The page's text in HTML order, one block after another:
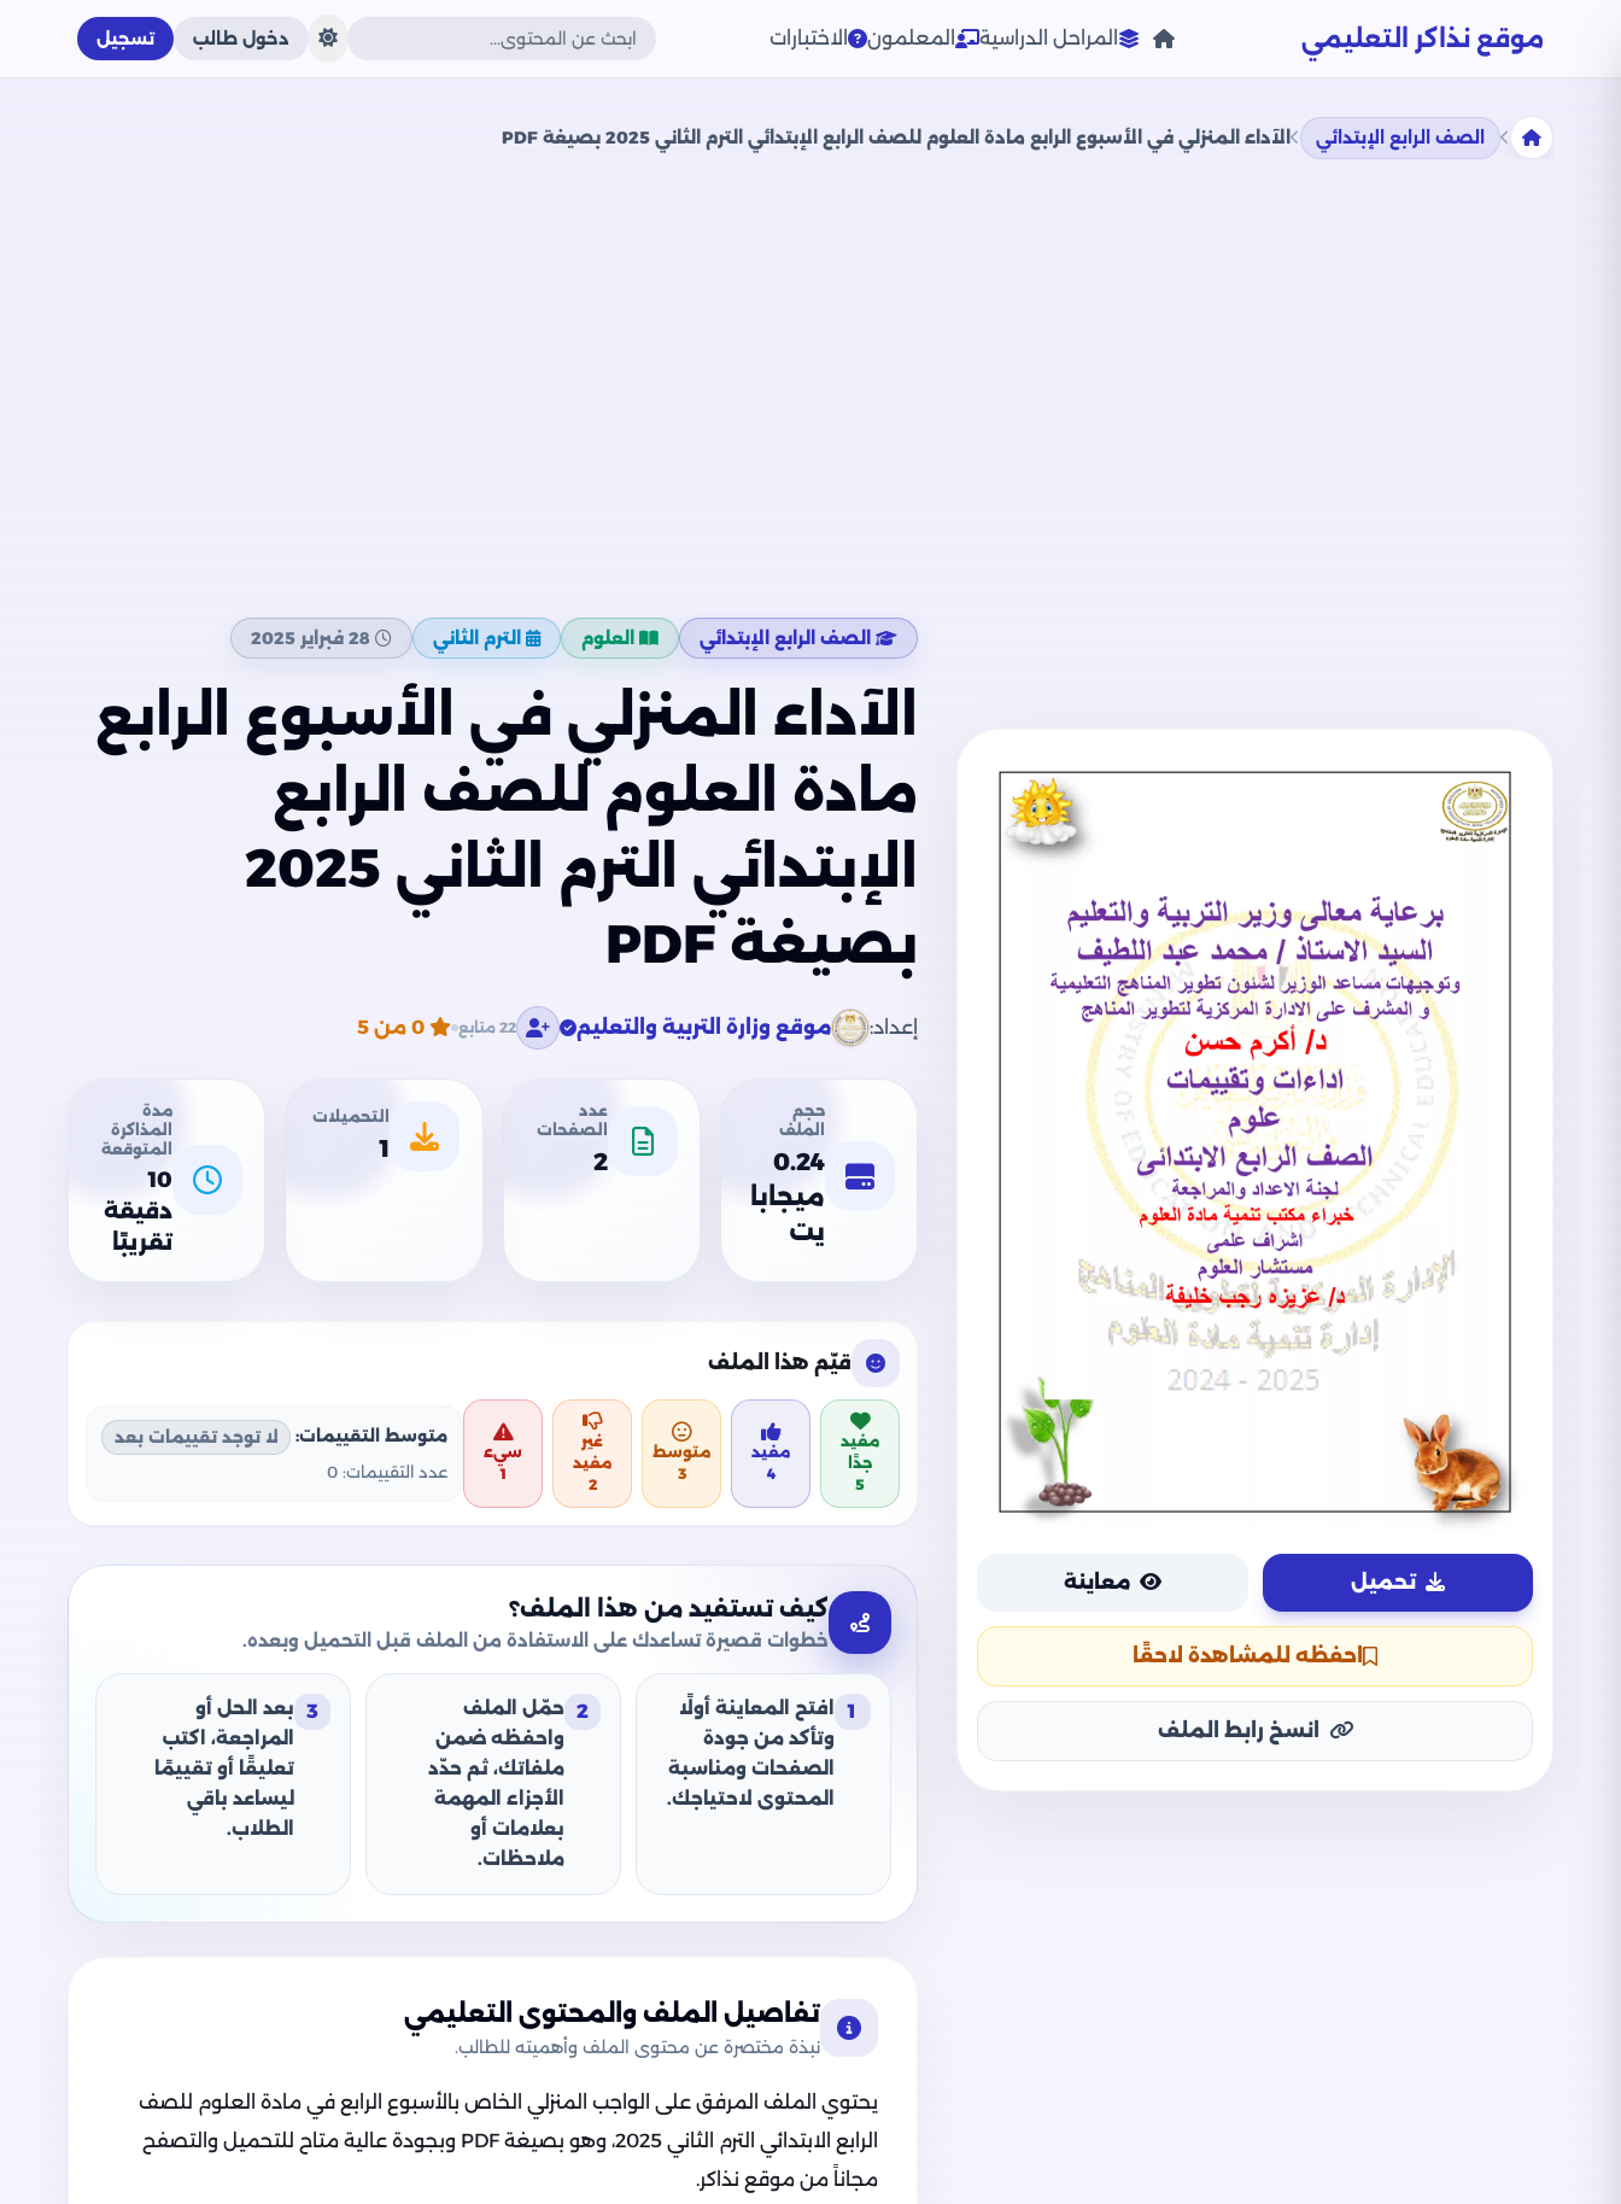
موقع نذاكر التعليمي المراحل الدراسية المعلمون الاختبارات دخول طالب تسجيل
الصف الرابع الإبتدائي الآداء المنزلي في الأسبوع الرابع مادة العلوم للصف الرابع الإبتدائي الترم الثاني 2025 بصيغة PDF
تحميل معاينة
احفظه للمشاهدة لاحقًا
انسخ رابط الملف
الصف الرابع الإبتدائي العلوم الترم الثاني 28 فبراير 2025
الآداء المنزلي في الأسبوع الرابع
مادة العلوم للصف الرابع
الإبتدائي الترم الثاني 2025
بصيغة PDF
إعداد: موقع وزارة التربية والتعليم 22 متابع 0من 5
حجم
الملف
0.24
ميجابا
يت
عدد
الصفحات
2
التحميلات
1
مدة
المذاكرة
المتوقعة
10
دقيقة
تقريبًا
قيّم هذا الملف
مفيد
جدًا
5
مفيد
4
متوسط
3
غير
مفيد
2
سيء
1
متوسط التقييمات:
لا توجد تقييمات بعد
عدد التقييمات: 0
كيف تستفيد من هذا الملف؟
خطوات قصيرة تساعدك على الاستفادة من الملف قبل التحميل وبعده.
1
افتح المعاينة أولًا
وتأكد من جودة
الصفحات ومناسبة
المحتوى لاحتياجك.
2 حمّل الملف
واحفظه ضمن
ملفاتك، ثم حدّد
الأجزاء المهمة
بعلامات أو
ملاحظات.
3
بعد الحل أو
المراجعة، اكتب
تعليقًا أو تقييمًا
ليساعد باقي
الطلاب.
تفاصيل الملف والمحتوى التعليمي
نبذة مختصرة عن محتوى الملف وأهميته للطالب.
يحتوي الملف المرفق على الواجب المنزلي الخاص بالأسبوع الرابع في مادة العلوم للصف
الرابع الابتدائي الترم الثاني 2025، وهو بصيغة PDF وبجودة عالية متاح للتحميل والتصفح
مجاناً من موقع نذاكر.